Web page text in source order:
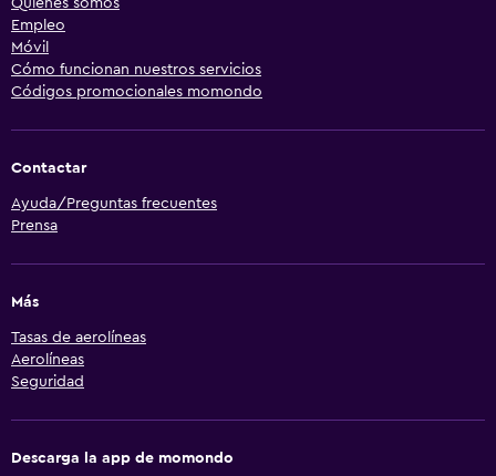
Quiénes somos
Empleo
Móvil
Cómo funcionan nuestros servicios
Códigos promocionales momondo
Contactar
Ayuda/Preguntas frecuentes
Prensa
Más
Tasas de aerolíneas
Aerolíneas
Seguridad
Descarga la app de momondo